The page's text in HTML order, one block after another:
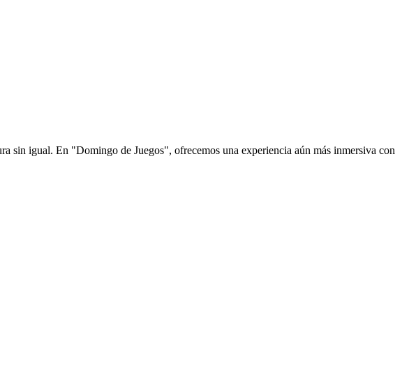
sin igual. En "Domingo de Juegos", ofrecemos una experiencia aún más inmersiva con